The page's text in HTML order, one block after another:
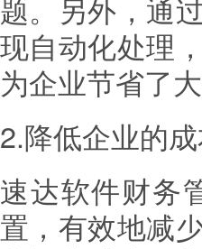
题。另外，通
现自动化处理
为企业节省了
2.降低企业的
速达软件财务
置，有效地减